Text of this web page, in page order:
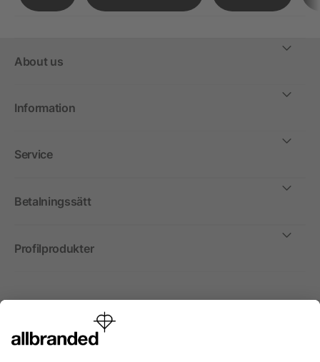
About us
Information
Service
Betalningssätt
Profilprodukter
Internationellt